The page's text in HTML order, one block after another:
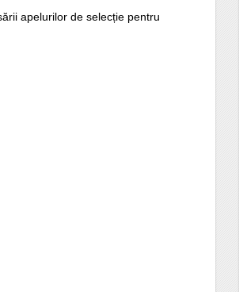
apelurilor de selecție pentru